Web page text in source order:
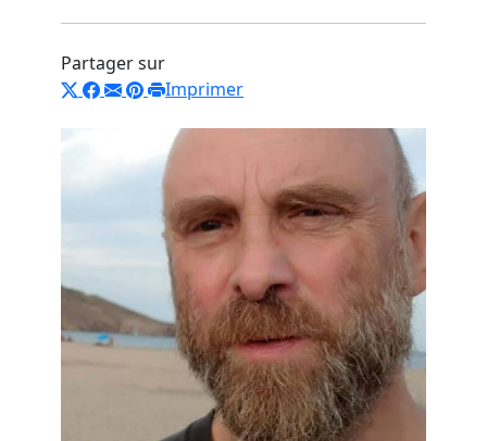
Partager sur
Imprimer